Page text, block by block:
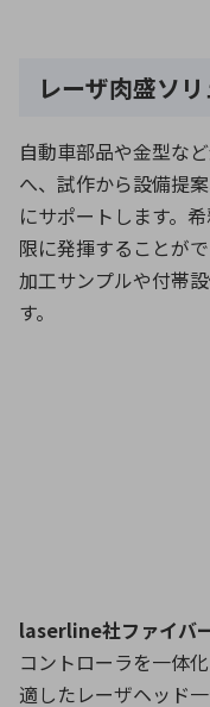
レーザ肉盛ソ
自動車部品や金型な
へ、試作から設備提
にサポートします。
限に発揮することが
加工サンプルや付帯
す。
laserline社ファイバ
コントローラを一体
適したレーザヘッド